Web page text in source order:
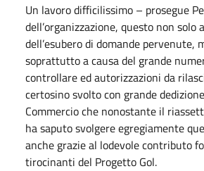
Un lavoro difficilissimo – prosegue
dell’organizzazione, questo non solo
dell’esubero di domande pervenute,
soprattutto a causa del grande
controllare ed autorizzazioni da
certosino svolto con grande
Commercio che nonostante il
ha saputo svolgere egregiamente
anche grazie al lodevole contributo
tirocinanti del Progetto Gol.